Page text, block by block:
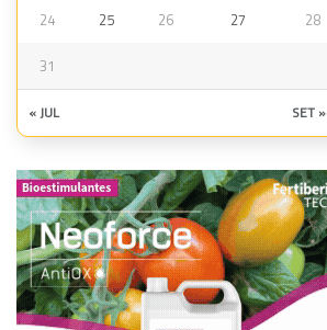
24 25 26 27 28
31
« JUL SET »